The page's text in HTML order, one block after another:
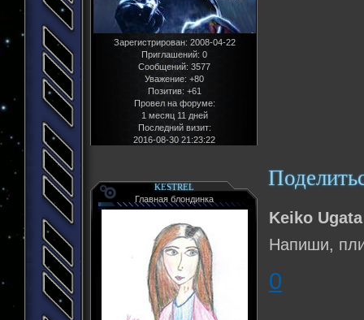
Зарегистрирован: 2008-04-22
Приглашений: 0
Сообщений: 3577
Уважение: +80
Позитив: +61
Провел на форуме:
1 месяц 11 дней
Последний визит:
2016-08-30 21:23:22
KESTREL
Главная блондинка
Keiko Ugata
Напиши,
0